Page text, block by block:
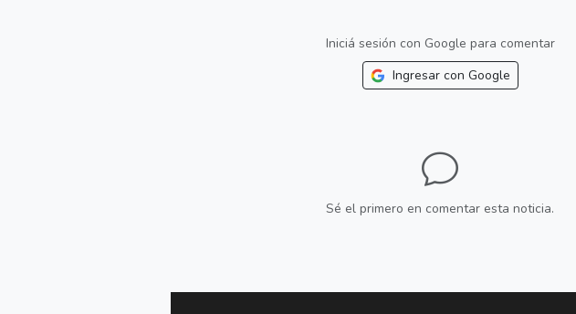
Iniciá sesión con Google para comentar
Ingresar con Google
Sé el primero en comentar esta noticia.